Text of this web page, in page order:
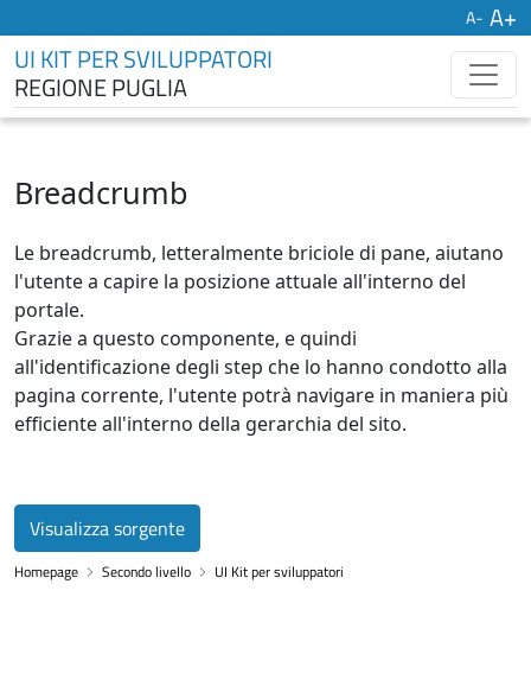
UI KIT PER SVILUPPATORI
REGIONE PUGLIA
Breadcrumb
Le breadcrumb, letteralmente briciole di pane, aiutano
l'utente a capire la posizione attuale all'interno del
portale.
Grazie a questo componente, e quindi
all'identificazione degli step che lo hanno condotto alla
pagina corrente, l'utente potrà navigare in maniera più
efficiente all'interno della gerarchia del sito.
Visualizza sorgente
Homepage Secondo livello UI Kit per sviluppatori